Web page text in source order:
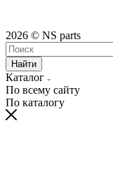
2026 © NS parts
Найти
Каталог
По всему сайту
По каталогу